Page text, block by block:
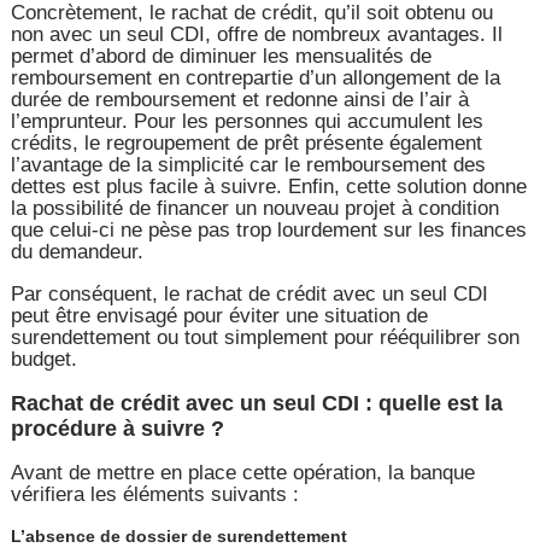
Concrètement, le rachat de crédit, qu’il soit obtenu ou
non avec un seul CDI, offre de nombreux avantages. Il
permet d’abord de diminuer les mensualités de
remboursement en contrepartie d’un allongement de la
durée de remboursement et redonne ainsi de l’air à
l’emprunteur. Pour les personnes qui accumulent les
crédits, le regroupement de prêt présente également
l’avantage de la simplicité car le remboursement des
dettes est plus facile à suivre. Enfin, cette solution donne
la possibilité de financer un nouveau projet à condition
que celui-ci ne pèse pas trop lourdement sur les finances
du demandeur.
Par conséquent, le rachat de crédit avec un seul CDI
peut être envisagé pour éviter une situation de
surendettement ou tout simplement pour rééquilibrer son
budget.
Rachat de crédit avec un seul CDI : quelle est la
procédure à suivre ?
Avant de mettre en place cette opération, la banque
vérifiera les éléments suivants :
L’absence de dossier de surendettement